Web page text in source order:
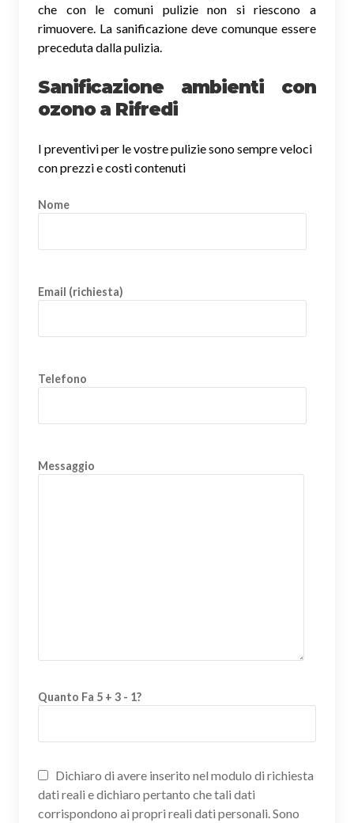
che con le comuni pulizie non si riescono a
rimuovere. La sanificazione deve comunque essere
preceduta dalla pulizia.
Sanificazione ambienti con
ozono a Rifredi
I preventivi per le vostre pulizie sono sempre veloci
con prezzi e costi contenuti
Nome
Email (richiesta)
Telefono
Messaggio
Quanto Fa 5 + 3 - 1?
Dichiaro di avere inserito nel modulo di richiesta
dati reali e dichiaro pertanto che tali dati
corrispondono ai propri reali dati personali. Sono